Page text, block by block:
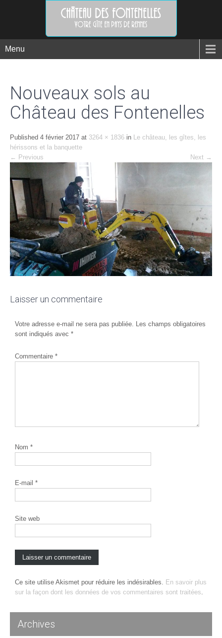
Menu
Nouveaux sols au
Château des Fontenelles
Published 4 février 2017 at 3264 × 1836 in Le château, les gîtes, les
hérissons et la banquette
← Previous Next →
Laisser un commentaire
Votre adresse e-mail ne sera pas publiée. Les champs obligatoires
sont indiqués avec *
Commentaire *
Nom *
E-mail *
Site web
Ce site utilise Akismet pour réduire les indésirables. En savoir plus
sur la façon dont les données de vos commentaires sont traitées.
Archives